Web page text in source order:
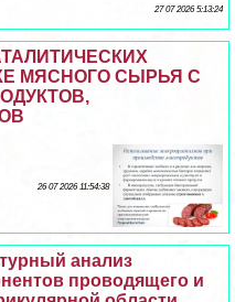
27 07 2026 5:13:24
МЯСНОГО СЫРЬЯ С
26 07 2026 11:54:38
анализ
проводящего и